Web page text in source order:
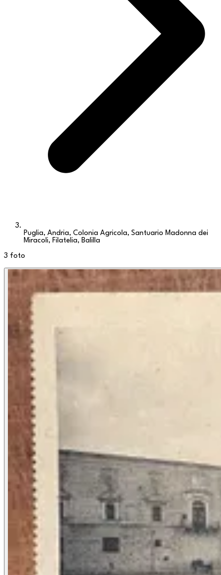
Puglia, Andria, Colonia Agricola, Santuario Madonna dei
Miracoli, Filatelia, Balilla
3 foto